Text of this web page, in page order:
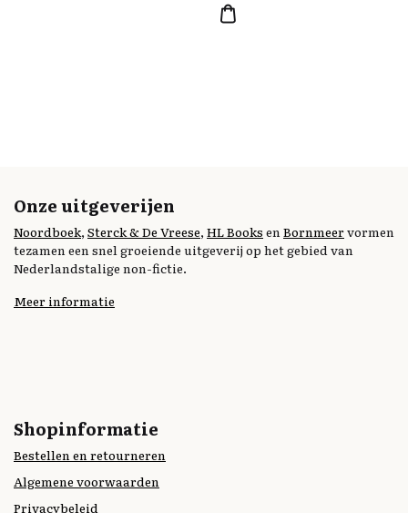
Onze uitgeverijen
Noordboek, Sterck & De Vreese, HL Books en Bornmeervormen
tezamen een snel groeiende uitgeverij op het gebied van
Nederlandstalige non-fictie.
Meer informatie
Shopinformatie
Bestellen en retourneren
Algemene voorwaarden
Privacybeleid